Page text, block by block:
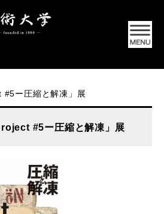
ー圧縮と解凍」展
#5ー圧縮と解凍」展